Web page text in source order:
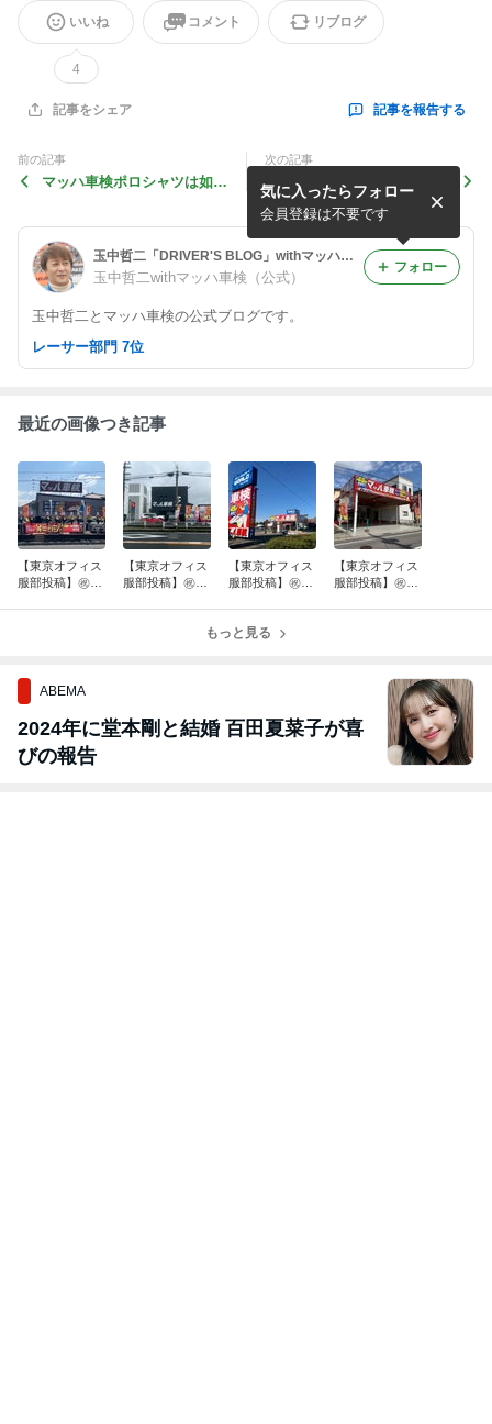
いいね
4
コメント リブログ
記事をシェア 記事を報告する
前の記事
マッハ車検ポロシャツは如何
次の記事
沖縄ゴルフなマッハ車検
❗️【東京オフィス服部投稿】
玉中哲二「DRIVER'S BLOG」withマッハ車検
玉中哲二withマッハ車検（公式）
玉中哲二とマッハ車検の公式ブログです。
気に入ったらフォロー
会員登録は不要です
フォロー
レーサー部門 7位
最近の画像つき記事
【東京オフィス
服部投稿】㊗️㊗️
【東京オフィス
服部投稿】㊗️マ
【東京オフィス
服部投稿】㊗️マ
ー店 オープン
【東京オフィス
服部投稿】㊗️マ
もっと見る
ABEMA
2024年に堂本剛と結婚 百田夏菜子が喜
びの報告